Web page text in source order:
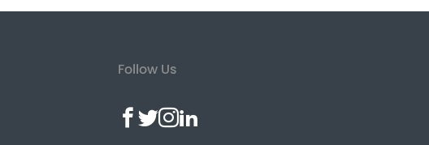
Follow Us